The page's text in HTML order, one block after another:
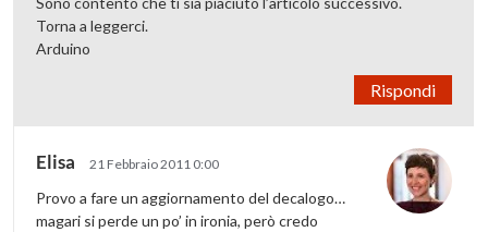
Torna a leggerci.
Arduino
Rispondi
Elisa 21 Febbraio 2011 0:00
Provo a fare un aggiornamento del decalogo…
magari si perde un po’ in ironia, però credo